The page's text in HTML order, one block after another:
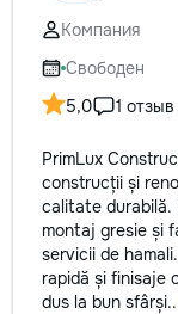
Компания
Свободен
5,0
1 отзыв
PrimLux
construcții și
calitate durabilă.
montaj gresie și
servicii de
rapidă și finisaje
dus la bun